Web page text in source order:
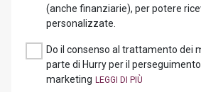
(anche finanziarie), per potere
personalizzate.
Do il consenso al trattamento dei
parte di Hurry per il
marketing